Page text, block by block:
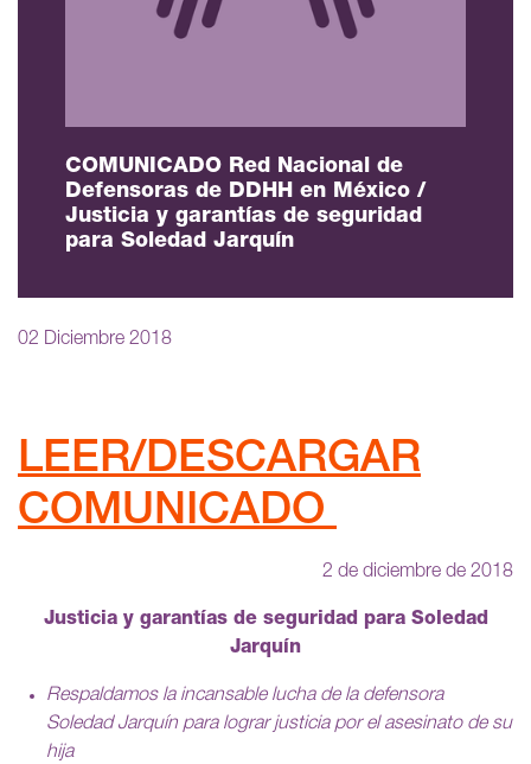
COMUNICADO Red Nacional de
Defensoras de DDHH en México /
Justicia y garantías de seguridad
para Soledad Jarquín
02 Diciembre 2018
LEER/DESCARGAR
COMUNICADO
2 de diciembre de 2018
Justicia y garantías de seguridad para Soledad
Jarquín
Respaldamos la incansable lucha de la defensora
Soledad Jarquín para lograr justicia por el asesinato de su
hija